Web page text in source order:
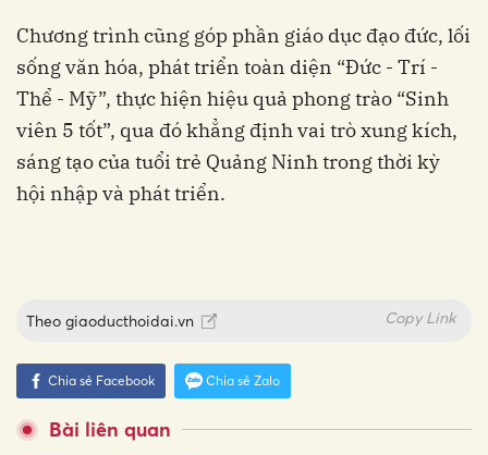
Chương trình cũng góp phần giáo dục đạo đức, lối
sống văn hóa, phát triển toàn diện “Đức - Trí -
Thể - Mỹ”, thực hiện hiệu quả phong trào “Sinh
viên 5 tốt”, qua đó khẳng định vai trò xung kích,
sáng tạo của tuổi trẻ Quảng Ninh trong thời kỳ
hội nhập và phát triển.
Theo giaoducthoidai.vn Copy Link
Chia sẻ Facebook Chia sẻ Zalo
Bài liên quan